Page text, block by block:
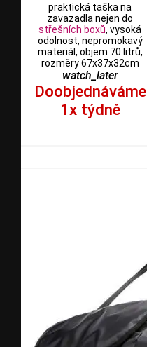
praktická taška na
zavazadla nejen do
střešních boxů, vysoká
odolnost, nepromokavý
materiál, objem 70 litrů,
rozměry 67x37x32cm
watch_later
Doobjednáváme
1x týdně